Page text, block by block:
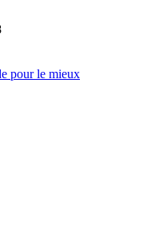
pour le mieux